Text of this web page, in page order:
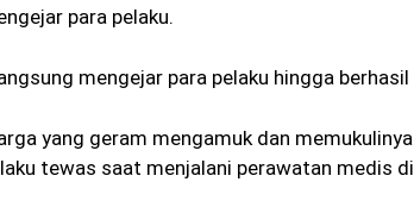
para pelaku.
mengejar para pelaku hingga
yang geram mengamuk dan
tewas saat menjalani perawatan medis